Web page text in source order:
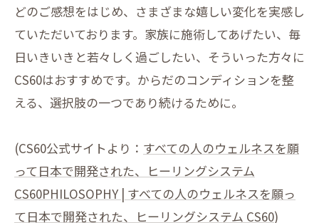
どのご感想をはじめ、さまざまな嬉しい変化を実感し
ていただいております。家族に施術してあげたい、毎
日いきいきと若々しく過ごしたい、そういった方々に
CS60はおすすめです。からだのコンディションを整
える、選択肢の一つであり続けるために。
(CS60公式サイトより： すべての人のウェルネスを願
って日本で開発された、ヒーリングシステム
CS60PHILOSOPHY | すべての人のウェルネスを願っ
て日本で開発された、ヒーリングシステム CS60)